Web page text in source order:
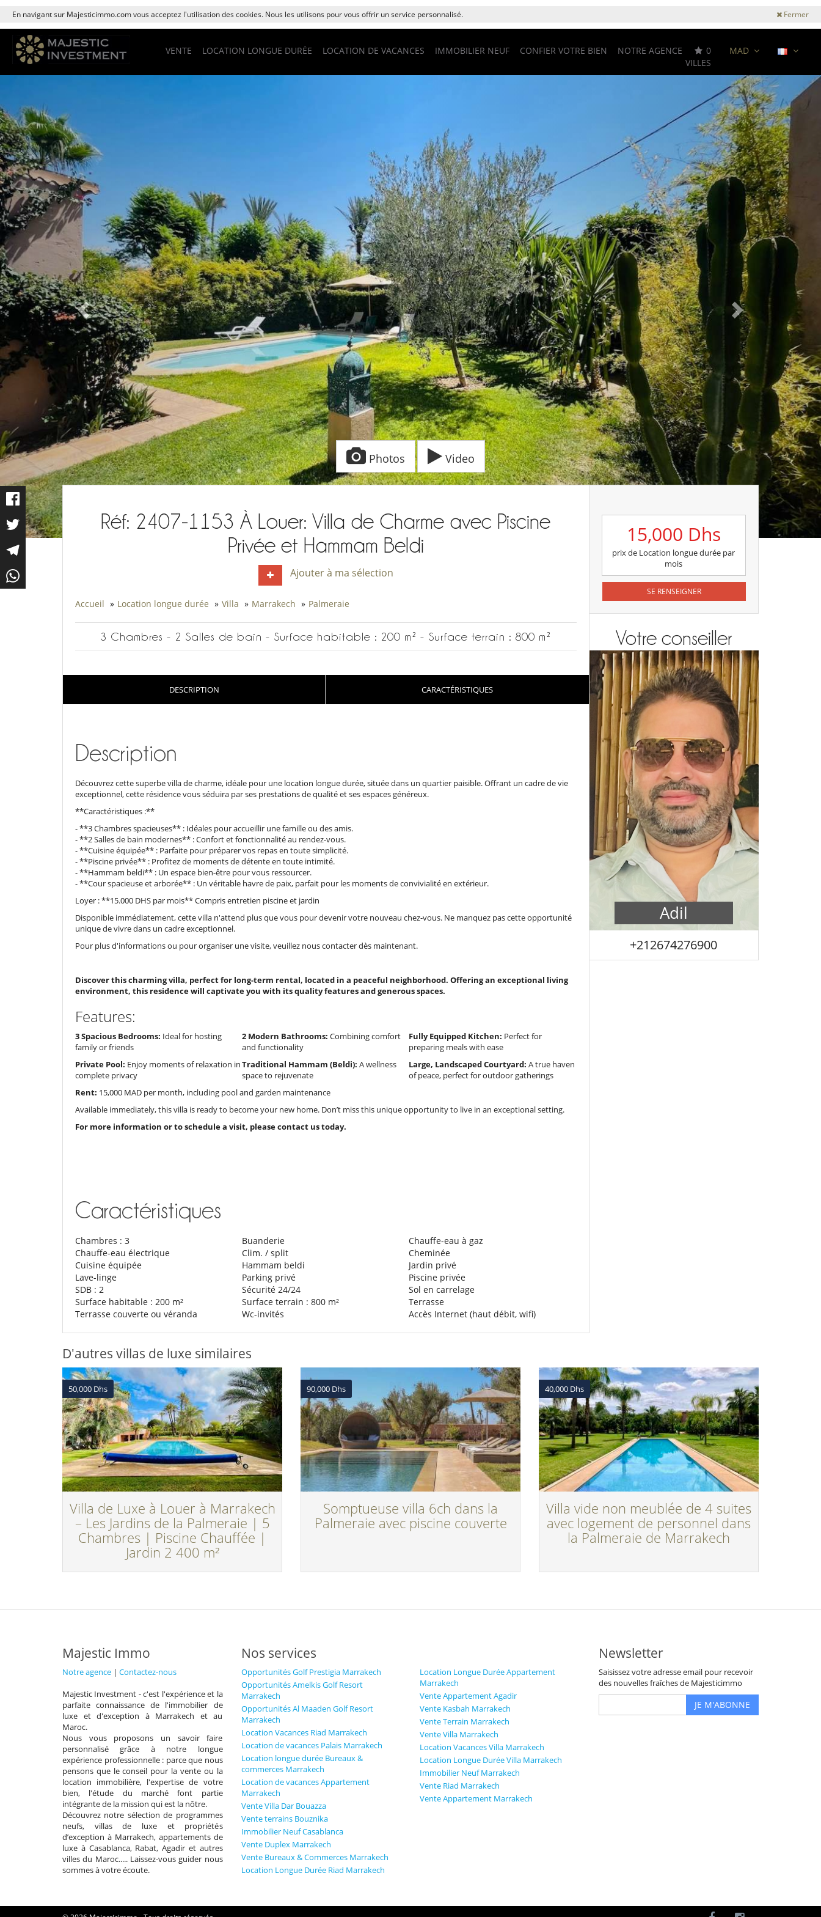
En navigant sur Majesticimmo.com vous acceptez l'utilisation des cookies. Nous les utilisons pour vous offrir un service personnalisé. Fermer
MAD
0
NOTRE AGENCE
CONFIER VOTRE BIEN
IMMOBILIER NEUF
LOCATION DE VACANCES
LOCATION LONGUE DURÉE
VENTE
VILLES
Photos Video
Réf: 2407-1153 À Louer: Villa de Charme avec Piscine
Privée et Hammam Beldi
Ajouter à ma sélection
Accueil » Location longue durée » Villa » Marrakech » Palmeraie
3 Chambres - 2 Salles de bain - Surface habitable : 200 m² - Surface terrain : 800 m²
DESCRIPTION CARACTÉRISTIQUES
Description
Découvrez cette superbe villa de charme, idéale pour une location longue durée, située dans un quartier paisible. Offrant un cadre de vie
exceptionnel, cette résidence vous séduira par ses prestations de qualité et ses espaces généreux.
**Caractéristiques :**
- **3 Chambres spacieuses** : Idéales pour accueillir une famille ou des amis.
- **2 Salles de bain modernes** : Confort et fonctionnalité au rendez-vous.
- **Cuisine équipée** : Parfaite pour préparer vos repas en toute simplicité.
- **Piscine privée** : Profitez de moments de détente en toute intimité.
- **Hammam beldi** : Un espace bien-être pour vous ressourcer.
- **Cour spacieuse et arborée** : Un véritable havre de paix, parfait pour les moments de convivialité en extérieur.
Loyer : **15.000 DHS par mois** Compris entretien piscine et jardin
Disponible immédiatement, cette villa n'attend plus que vous pour devenir votre nouveau chez-vous. Ne manquez pas cette opportunité
unique de vivre dans un cadre exceptionnel.
Pour plus d'informations ou pour organiser une visite, veuillez nous contacter dès maintenant.
Discover this charming villa, perfect for long-term rental, located in a peaceful neighborhood. Offering an exceptional living
environment, this residence will captivate you with its quality features and generous spaces.
Features:
3 Spacious Bedrooms: Ideal for hosting
family or friends
2 Modern Bathrooms: Combining comfort
and functionality
Fully Equipped Kitchen: Perfect for
preparing meals with ease
Private Pool: Enjoy moments of relaxation in
complete privacy
Traditional Hammam (Beldi): A wellness
space to rejuvenate
Large, Landscaped Courtyard: A true haven
of peace, perfect for outdoor gatherings
Rent: 15,000 MAD per month, including pool and garden maintenance
Available immediately, this villa is ready to become your new home. Don’t miss this unique opportunity to live in an exceptional setting.
For more information or to schedule a visit, please contact us today.
Caractéristiques
Chambres : 3 Buanderie
Chauffe-eau à gaz
Chauffe-eau électrique
Clim. / split
Cheminée
Cuisine équipée
Hammam beldi
Jardin privé
Lave-linge
Parking privé
Piscine privée
SDB : 2
Sécurité 24/24
Sol en carrelage
Surface habitable : 200 m²
Surface terrain : 800 m²
Terrasse
Terrasse couverte ou véranda
Wc-invités Accès Internet (haut débit, wifi)
15,000 Dhs
prix de Location longue durée par
mois
SE RENSEIGNER
Votre conseiller
Adil
+212674276900
D'autres villas de luxe similaires
50,000 Dhs
Villa de Luxe à Louer à Marrakech
– Les Jardins de la Palmeraie | 5
Chambres | Piscine Chauffée |
Jardin 2 400 m²
90,000 Dhs
Somptueuse villa 6ch dans la
Palmeraie avec piscine couverte
40,000 Dhs
Villa vide non meublée de 4 suites
avec logement de personnel dans
la Palmeraie de Marrakech
Majestic Immo
Notre agence | Contactez-nous
Majestic Investment - c'est l'expérience et la
parfaite connaissance de l'immobilier de
luxe et d'exception à Marrakech et au
Maroc.
Nous vous proposons un savoir faire
personnalisé grâce à notre longue
expérience professionnelle : parce que nous
pensons que le conseil pour la vente ou la
location immobilière, l'expertise de votre
bien, l'étude du marché font partie
intégrante de la mission qui est la nôtre.
Découvrez notre sélection de programmes
neufs, villas de luxe et propriétés
d’exception à Marrakech, appartements de
luxe à Casablanca, Rabat, Agadir et autres
villes du Maroc..... Laissez-vous guider nous
sommes à votre écoute.
Nos services
Opportunités Golf Prestigia Marrakech
Opportunités Amelkis Golf Resort
Marrakech
Opportunités Al Maaden Golf Resort
Marrakech
Location Vacances Riad Marrakech
Location de vacances Palais Marrakech
Location longue durée Bureaux &
commerces Marrakech
Location de vacances Appartement
Marrakech
Vente Villa Dar Bouazza
Vente terrains Bouznika
Immobilier Neuf Casablanca
Vente Duplex Marrakech
Vente Bureaux & Commerces Marrakech
Location Longue Durée Riad Marrakech
Location Longue Durée Appartement
Marrakech
Vente Appartement Agadir
Vente Kasbah Marrakech
Vente Terrain Marrakech
Vente Villa Marrakech
Location Vacances Villa Marrakech
Location Longue Durée Villa Marrakech
Immobilier Neuf Marrakech
Vente Riad Marrakech
Vente Appartement Marrakech
Newsletter
Saisissez votre adresse email pour recevoir
des nouvelles fraîches de Majesticimmo
JE M'ABONNE